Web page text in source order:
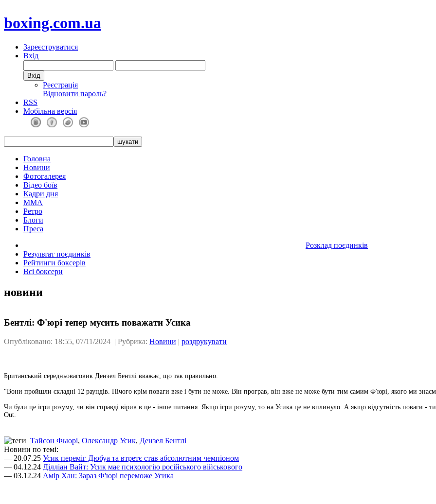
boxing.com.ua
Зареєструватися
Вхід
Реєстрація
Відновити пароль?
RSS
Мобільна версія
Головна
Новини
Фотогалерея
Відео боїв
Кадри дня
ММА
Ретро
Блоги
Преса
Розклад поєдинків
Результат поєдинків
Рейтинги боксерів
Всі боксери
новини
Бентлі: Ф'юрі тепер мусить поважати Усика
Опубліковано: 18:55, 07/11/2024 | Рубрика: Новини | роздрукувати
Британський середньоваговик Дензел Бентлі вважає, що так правильно.
"Вони пройшли складні 12 раундів. Нічого крім поваги вже і бути не може. Він програв, він вже не може бути тим самим Ф'юрі, якого ми
Чи були це ігри розуму, чи він справді вірив в це - інше питання. Якщо ігри розуму, то на Усика це не вплинуло. А якщо відсутність поваги -
Out.
Тайсон Фьюрі, Олександр Усик, Дензел Бентлі
Новини по темі:
— 20.07.25 Усик переміг Дюбуа та втретє став абсолютним чемпіоном
— 04.12.24 Ділліан Вайт: Усик має психологію російського військового
— 03.12.24 Амір Хан: Зараз Ф'юрі переможе Усика